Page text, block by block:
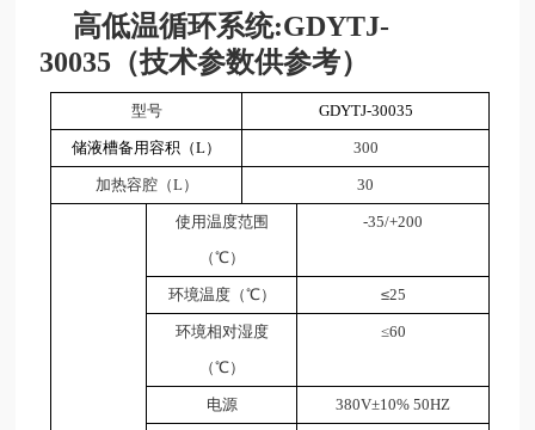
高低温循环系统:GDYTJ-
30035（技术参数供参考）
型号 GDYTJ-30035
储液槽备用容积（L） 300
加热容腔（L） 30
使用温度范围
（℃）
-35/+200
环境温度（℃） ≤25
环境相对湿度
（℃）
≤60
电源 380V±10% 50HZ